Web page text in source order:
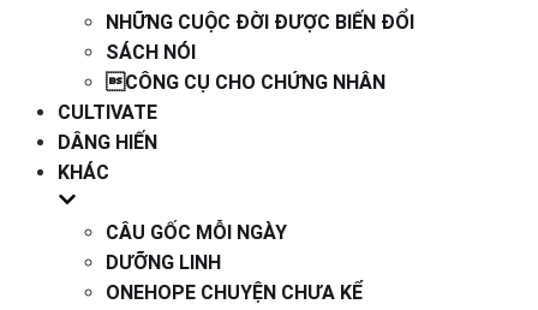
NHỮNG CUỘC ĐỜI ĐƯỢC BIẾN ĐỔI
SÁCH NÓI
CÔNG CỤ CHO CHỨNG NHÂN
CULTIVATE
DÂNG HIẾN
KHÁC
CÂU GỐC MỖI NGÀY
DƯỠNG LINH
ONEHOPE CHUYỆN CHƯA KỂ